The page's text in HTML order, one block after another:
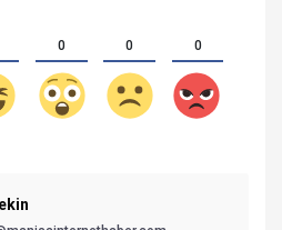
0 0 0